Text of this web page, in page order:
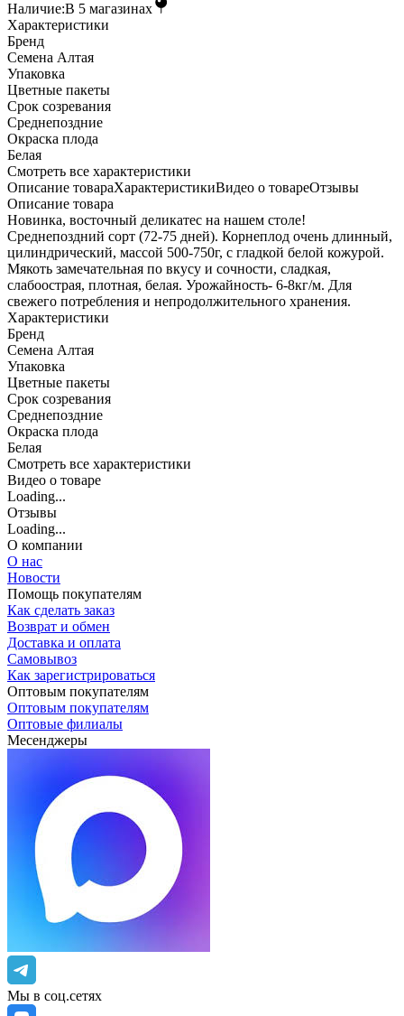
Наличие:В 5 магазинах
Характеристики
Бренд
Семена Алтая
Упаковка
Цветные пакеты
Срок созревания
Среднепоздние
Окраска плода
Белая
Cмотреть все характеристики
Описание товараХарактеристикиВидео о товареОтзывы
Описание товара
Новинка, восточный деликатес на нашем столе!
Среднепоздний сорт (72-75 дней). Корнеплод очень длинный,
цилиндрический, массой 500-750г, с гладкой белой кожурой.
Мякоть замечательная по вкусу и сочности, сладкая,
слабоострая, плотная, белая. Урожайность- 6-8кг/м. Для
свежего потребления и непродолжительного хранения.
Характеристики
Бренд
Семена Алтая
Упаковка
Цветные пакеты
Срок созревания
Среднепоздние
Окраска плода
Белая
Cмотреть все характеристики
Видео о товаре
Loading...
Отзывы
Loading...
О компании
О нас
Новости
Помощь покупателям
Как сделать заказ
Возврат и обмен
Доставка и оплата
Самовывоз
Как зарегистрироваться
Оптовым покупателям
Оптовым покупателям
Оптовые филиалы
Месенджеры
Мы в соц.сетях